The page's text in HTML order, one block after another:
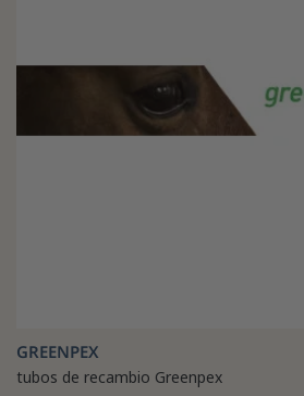
GREENPEX
tubos de recambio Greenpex